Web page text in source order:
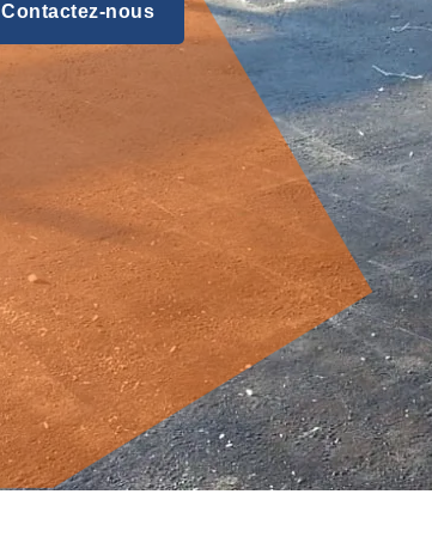
Contactez-nous